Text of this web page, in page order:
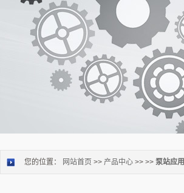
您的位置： 网站首页 >> 产品中心 >> >> 泵站应用